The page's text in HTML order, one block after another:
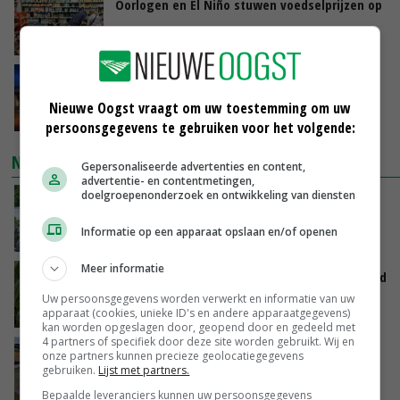
Oorlogen en El Niño stuwen voedselprijzen op
Nettowinst Royal A-ware onder druk ondanks
VANDAAG, 14:35
NIEUWSTE VIDEO'S
Oekraïne-vlogger Kees Huizinga: ‘Bezoek van
VANDAAG, 12:00
Limburgse mais van Frijns doet het verrassend
goed
VANDAAG, 10:00
Droogte veroorzaakt steeds meer problemen:
‘Bassin afgelopen week al leeg’
GISTEREN, 14:06
Nieuwe Oogst vraagt om uw toestemming om uw
persoonsgegevens te gebruiken voor het volgende:
Gepersonaliseerde advertenties en content,
advertentie- en contentmetingen,
doelgroepenonderzoek en ontwikkeling van diensten
Informatie op een apparaat opslaan en/of openen
Meer informatie
Uw persoonsgegevens worden verwerkt en informatie van uw
apparaat (cookies, unieke ID's en andere apparaatgegevens)
kan worden opgeslagen door, geopend door en gedeeld met
4 partners of specifiek door deze site worden gebruikt. Wij en
onze partners kunnen precieze geolocatiegegevens
gebruiken. Lijst met partners.
Bepaalde leveranciers kunnen uw persoonsgegevens